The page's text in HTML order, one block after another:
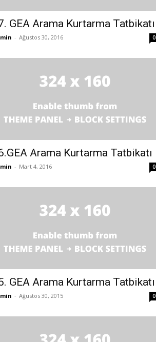
GEA Arama Kurtarma Tatbikatı
- Ağustos 30, 2016 0
Arama Kurtarma Tatbikatı
- Mart 4, 2016 0
GEA Arama Kurtarma Tatbikatı
- Ağustos 30, 2015 0